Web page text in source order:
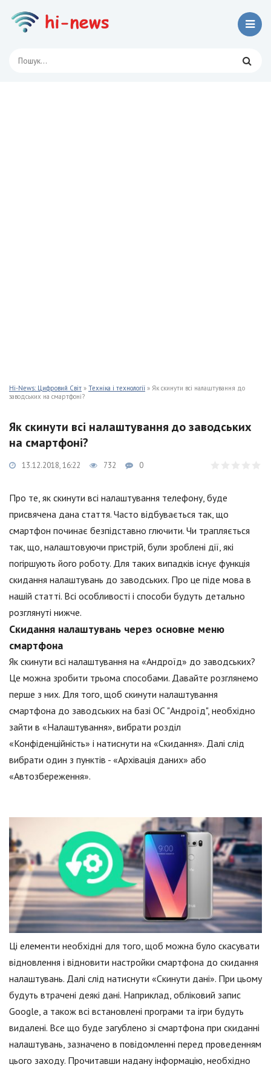
Hi-News: Цифровий Світ » Техніка і технології » Як скинути всі налаштування до
заводських на смартфоні?
Як скинути всі налаштування до заводських
на смартфоні?
13.12.2018, 16:22 732 0
Про те, як скинути всі налаштування телефону, буде
присвячена дана стаття. Часто відбувається так, що
смартфон починає безпідставно глючити. Чи трапляється
так, що, налаштовуючи пристрій, були зроблені дії, які
погіршують його роботу. Для таких випадків існує функція
скидання налаштувань до заводських. Про це піде мова в
нашій статті. Всі особливості і способи будуть детально
розглянуті нижче.
Скидання налаштувань через основне меню
смартфона
Як скинути всі налаштування на «Андроїд» до заводських?
Це можна зробити трьома способами. Давайте розглянемо
перше з них. Для того, щоб скинути налаштування
смартфона до заводських на базі ОС "Андроїд", необхідно
зайти в «Налаштування», вибрати розділ
«Конфіденційність» і натиснути на «Скидання». Далі слід
вибрати один з пунктів - «Архівація даних» або
«Автозбереження».
Ці елементи необхідні для того, щоб можна було скасувати
відновлення і відновити настройки смартфона до скидання
налаштувань. Далі слід натиснути «Скинути дані». При цьому
будуть втрачені деякі дані. Наприклад, обліковий запис
Google, а також всі встановлені програми та ігри будуть
видалені. Все що буде загублено зі смартфона при скиданні
налаштувань, зазначено в повідомленні перед проведенням
цього заходу. Прочитавши надану інформацію, необхідно